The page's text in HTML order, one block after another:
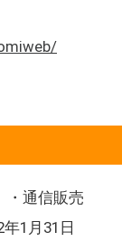
・通信販売
1月31日